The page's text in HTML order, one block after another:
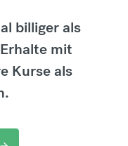
billiger als
mit
Kurse als